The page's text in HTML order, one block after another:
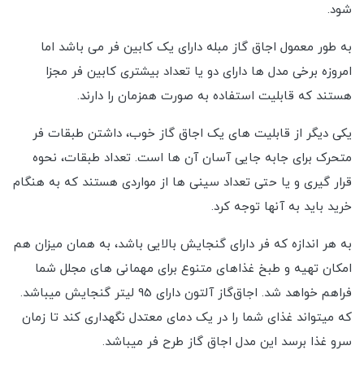
شود.
به طور معمول اجاق گاز مبله دارای یک کابین فر می باشد اما
امروزه برخی مدل ها دارای دو یا تعداد بیشتری کابین فر مجزا
هستند که قابلیت استفاده به صورت همزمان را دارند.
یکی دیگر از قابلیت های یک اجاق گاز خوب، داشتن طبقات فر
متحرک برای جابه جایی آسان آن ها است. تعداد طبقات، نحوه
قرار گیری و یا حتی تعداد سینی ها از مواردی هستند که به هنگام
خرید باید به آنها توجه کرد.
به هر اندازه که فر دارای گنجایش بالایی باشد، به همان میزان هم
امکان تهیه و طبخ غذاهای متنوع برای مهمانی های مجلل شما
فراهم خواهد شد. اجاق‌گاز آلتون دارای 95 لیتر گنجایش میباشد.
که میتواند غذای شما را در یک دمای معتدل نگهداری کند تا زمان
سرو غذا برسد این مدل اجاق گاز طرح فر میباشد.